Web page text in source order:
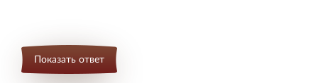
Показать ответ